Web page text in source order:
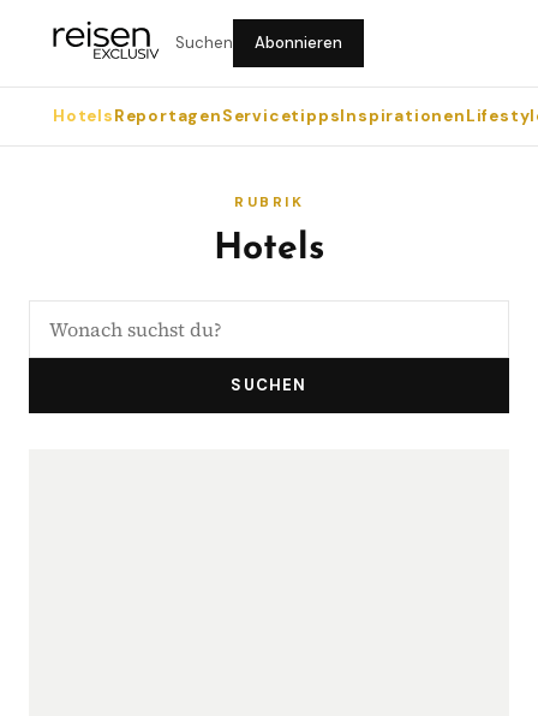
Suchen Abonnieren
HotelsReportagenServicetippsInspirationen
RUBRIK
Hotels
SUCHEN